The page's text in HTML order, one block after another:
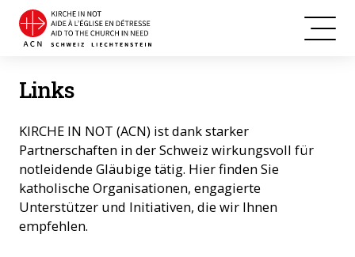
Links
KIRCHE IN NOT (ACN) ist dank starker
Partnerschaften in der Schweiz wirkungsvoll für
notleidende Gläubige tätig. Hier finden Sie
katholische Organisationen, engagierte
Unterstützer und Initiativen, die wir Ihnen
empfehlen.